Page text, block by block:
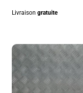
Livraison gratuite